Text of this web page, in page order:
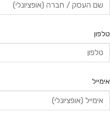
טלפון
אימייל